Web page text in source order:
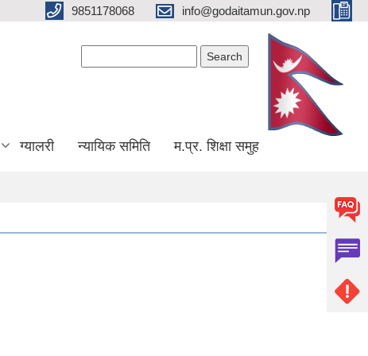
9851178068 info@godaitamun.gov.np
ग्यालरी न्यायिक समिति म.प्र. शिक्षा समुह